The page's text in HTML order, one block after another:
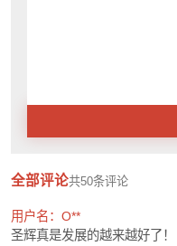
全部评论共50条评论
用户名：O**
圣辉真是发展的越来越好了！